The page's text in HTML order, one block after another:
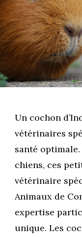
Un cochon
vétérinaires
santé
chiens, ces
vétérinaire
Animaux de
expertise
unique. Les